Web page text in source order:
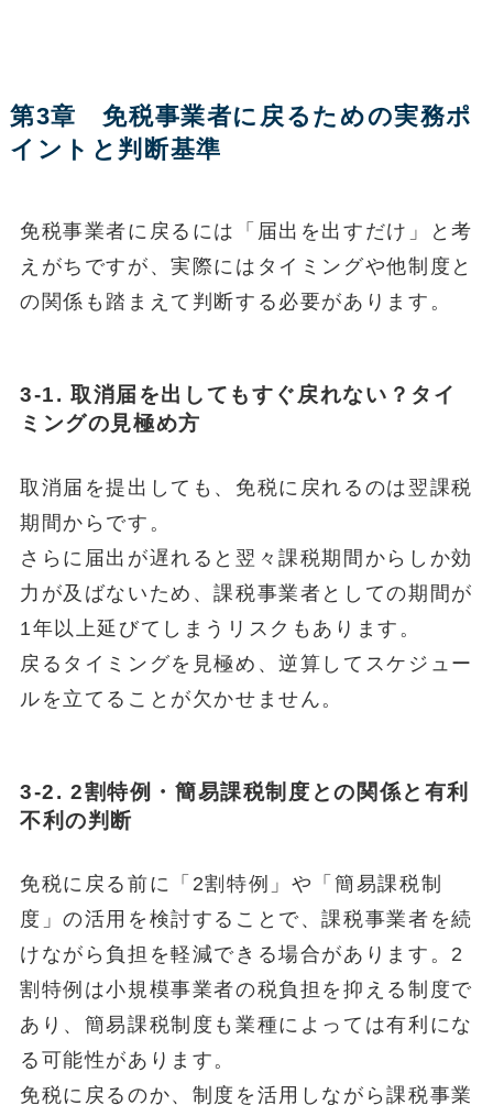
第3章 免税事業者に戻るための実務ポ
イントと判断基準
免税事業者に戻るには「届出を出すだけ」と考
えがちですが、実際にはタイミングや他制度と
の関係も踏まえて判断する必要があります。
3-1. 取消届を出してもすぐ戻れない？タイ
ミングの見極め方
取消届を提出しても、免税に戻れるのは翌課税
期間からです。
さらに届出が遅れると翌々課税期間からしか効
力が及ばないため、課税事業者としての期間が
1年以上延びてしまうリスクもあります。
戻るタイミングを見極め、逆算してスケジュー
ルを立てることが欠かせません。
3-2. 2割特例・簡易課税制度との関係と有利
不利の判断
免税に戻る前に「2割特例」や「簡易課税制
度」の活用を検討することで、課税事業者を続
けながら負担を軽減できる場合があります。2
割特例は小規模事業者の税負担を抑える制度で
あり、簡易課税制度も業種によっては有利にな
る可能性があります。
免税に戻るのか、制度を活用しながら課税事業